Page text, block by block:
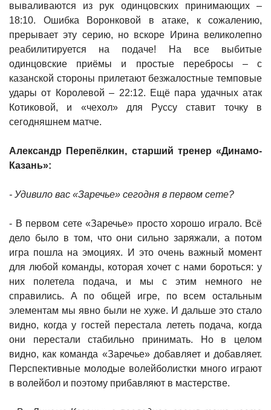
вываливаются из рук одинцовских принимающих –
18:10. Ошибка Воронковой в атаке, к сожалению,
прерывает эту серию, но вскоре Ирина великолепно
реабилитируется на подаче! На все выбитые
одинцовские приёмы и простые перебросы – с
казанской стороны прилетают безжалостные темповые
удары от Королевой – 22:12. Ещё пара удачных атак
Котиковой, и «чехол» для Руссу ставит точку в
сегодняшнем матче.
Александр Перепёлкин, старший тренер «Динамо-
Казань»:
- Удивило вас «Заречье» сегодня в первом сете?
- В первом сете «Заречье» просто хорошо играло. Всё
дело было в том, что они сильно заряжали, а потом
игра пошла на эмоциях. И это очень важный момент
для любой команды, которая хочет с нами бороться: у
них полетела подача, и мы с этим немного не
справились. А по общей игре, по всем остальным
элементам мы явно были не хуже. И дальше это стало
видно, когда у гостей перестала лететь подача, когда
они перестали стабильно принимать. Но в целом
видно, как команда «Заречье» добавляет и добавляет.
Перспективные молодые волейболистки много играют
в волейбол и поэтому прибавляют в мастерстве.